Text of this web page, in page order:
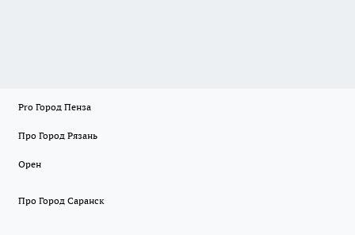
Pro Город Пенза
Про Город Рязань
Орен
Про Город Саранск